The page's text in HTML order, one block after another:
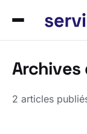
Archives
2 articles